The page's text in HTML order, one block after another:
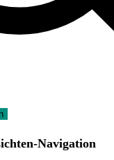
Navigation